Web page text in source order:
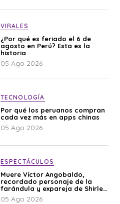
VIRALES
¿Por qué es feriado el 6 de
agosto en Perú? Esta es la
historia
05 Ago 2026
TECNOLOGÍA
Por qué los peruanos compran
cada vez más en apps chinas
05 Ago 2026
ESPECTÁCULOS
Muere Víctor Angobaldo,
recordado personaje de la
farándula y expareja de Shirley
Cherres
05 Ago 2026